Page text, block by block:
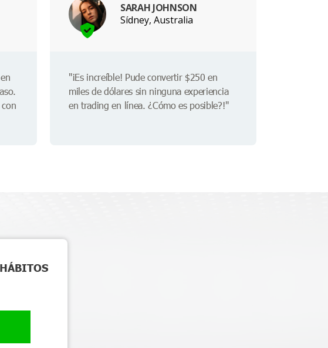
SARAH JOHNSON
Sídney, Australia
"¡Es increíble! Pude convertir $250 en
miles de dólares sin ninguna experiencia
en trading en línea. ¿Cómo es posible?!"